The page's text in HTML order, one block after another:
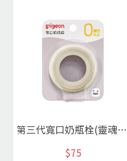
第三代寬口奶瓶栓(靈魂白)
$75